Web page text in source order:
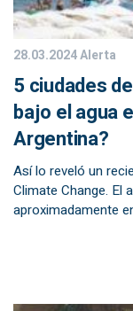
28.03.2024Alerta
5 ciudades
bajo el agua
Argentina?
Así lo reveló un
Climate Change. El
aproximadamente